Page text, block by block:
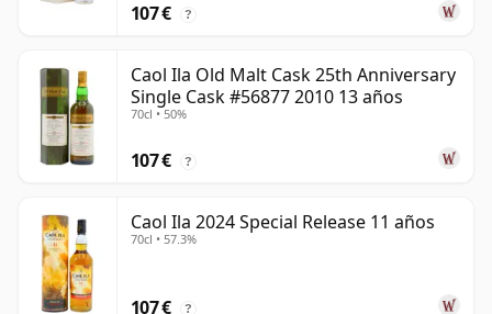
107 € ?
Caol Ila Old Malt Cask 25th Anniversary
Single Cask #56877 2010 13 años
70cl • 50%
107 € ?
Caol Ila 2024 Special Release 11 años
70cl • 57.3%
107 € ?